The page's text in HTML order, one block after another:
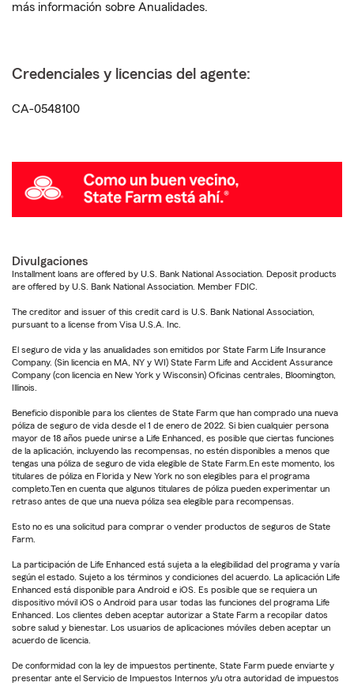
más información sobre Anualidades.
Credenciales y licencias del agente:
CA-0548100
Divulgaciones
Installment loans are offered by U.S. Bank National Association. Deposit products
are offered by U.S. Bank National Association. Member FDIC.
The creditor and issuer of this credit card is U.S. Bank National Association,
pursuant to a license from Visa U.S.A. Inc.
El seguro de vida y las anualidades son emitidos por State Farm Life Insurance
Company. (Sin licencia en MA, NY y WI) State Farm Life and Accident Assurance
Company (con licencia en New York y Wisconsin) Oficinas centrales, Bloomington,
Illinois.
Beneficio disponible para los clientes de State Farm que han comprado una nueva
póliza de seguro de vida desde el 1 de enero de 2022. Si bien cualquier persona
mayor de 18 años puede unirse a Life Enhanced, es posible que ciertas funciones
de la aplicación, incluyendo las recompensas, no estén disponibles a menos que
tengas una póliza de seguro de vida elegible de State Farm.En este momento, los
titulares de póliza en Florida y New York no son elegibles para el programa
completo.Ten en cuenta que algunos titulares de póliza pueden experimentar un
retraso antes de que una nueva póliza sea elegible para recompensas.
Esto no es una solicitud para comprar o vender productos de seguros de State
Farm.
La participación de Life Enhanced está sujeta a la elegibilidad del programa y varía
según el estado. Sujeto a los términos y condiciones del acuerdo. La aplicación Life
Enhanced está disponible para Android e iOS. Es posible que se requiera un
dispositivo móvil iOS o Android para usar todas las funciones del programa Life
Enhanced. Los clientes deben aceptar autorizar a State Farm a recopilar datos
sobre salud y bienestar. Los usuarios de aplicaciones móviles deben aceptar un
acuerdo de licencia.
De conformidad con la ley de impuestos pertinente, State Farm puede enviarte y
presentar ante el Servicio de Impuestos Internos y/u otra autoridad de impuestos